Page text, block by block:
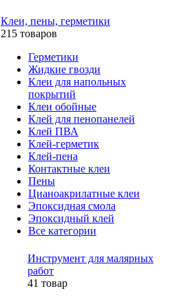
Клеи, пены, герметики
215 товаров
Герметики
Жидкие гвозди
Клеи для напольных
покрытий
Клеи обойные
Клей для пенопанелей
Клей ПВА
Клей-герметик
Клей-пена
Контактные клеи
Пены
Цианоакрилатные клеи
Эпоксидная смола
Эпоксидный клей
Все категории
Инструмент для малярных
работ
41 товар